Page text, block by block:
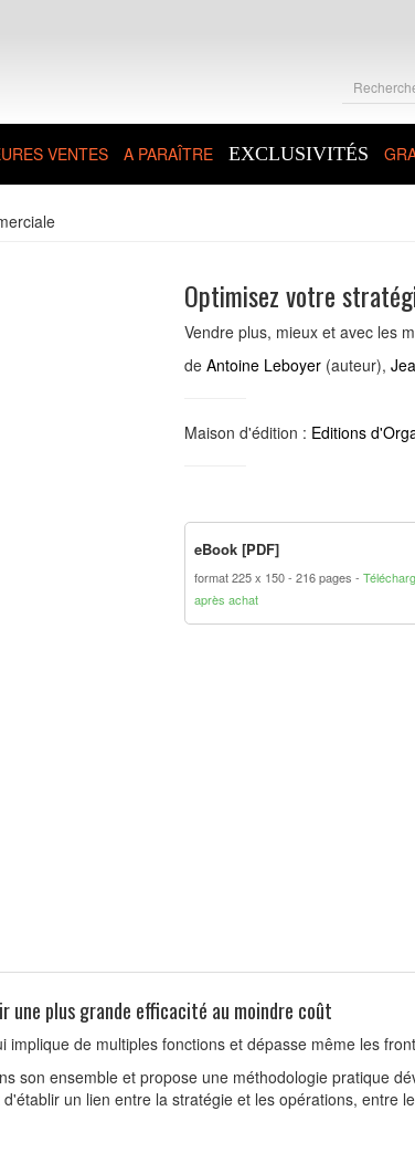
VENTES A PARAÎTRE EXCLUSIVITÉS
Optimisez votre
Vendre plus, mieux et avec les
de Antoine Leboyer (auteur),
Maison d'édition : Editions
eBook [PDF]
format 225 x 150 216 pages
après achat
une plus grande efficacité au moindre coût
de multiples fonctions et dépasse même les
son ensemble et propose une méthodologie pratique
un lien entre la stratégie et les opérations, entre